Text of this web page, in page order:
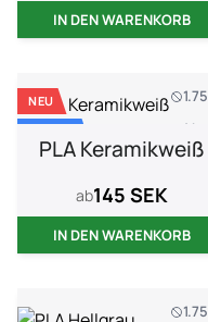
IN DEN WARENKORB
1.75
1 kg
NEU
PLA Keramikweiß
ab145 SEK
IN DEN WARENKORB
1.75